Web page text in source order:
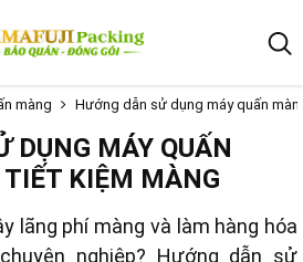
màng Hướng dẫn sử dụng máy quấn
DỤNG MÁY QUẤN
KIỆM MÀNG
lãng phí màng và làm hàng hóa
nghiệp? Hướng dẫn sử